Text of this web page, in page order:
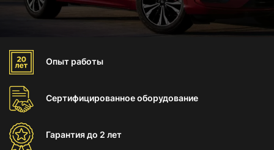
Опыт работы
Сертифицированноеоборудование
Гарантиядо 2 лет